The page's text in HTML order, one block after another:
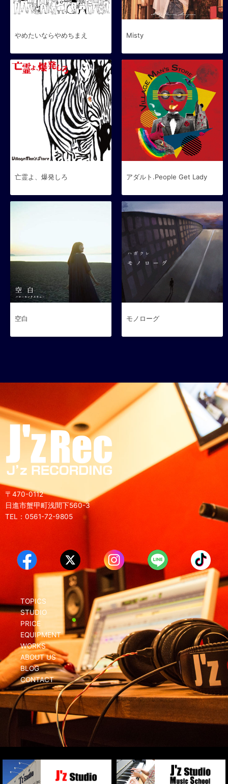
やめたいならやめちまえ Misty
亡霊よ、爆発しろ アダルト.People Get Lady
空白 モノローグ
〒470-0112
日進市蟹甲町浅間下560-3
TEL：0561-72-9805
TOPICS
STUDIO
PRICE
EQUIPMENT
WORKS
ABOUT US
BLOG
CONTACT